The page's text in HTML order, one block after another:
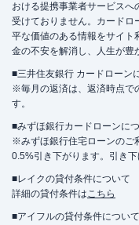
おける提携事業者サービスへ
受けておりません。カードロ
平な価値のある情報をサイト
金の不安を解消し、人生が豊
■三井住友銀行 カードローン
※毎月の返済は、返済時点で
す。
■みずほ銀行カードローンに
※みずほ銀行住宅ローンのご
0.5%引き下がります。引き
■レイクの貸付条件について
詳細の貸付条件はこちら
■アイフルの貸付条件について